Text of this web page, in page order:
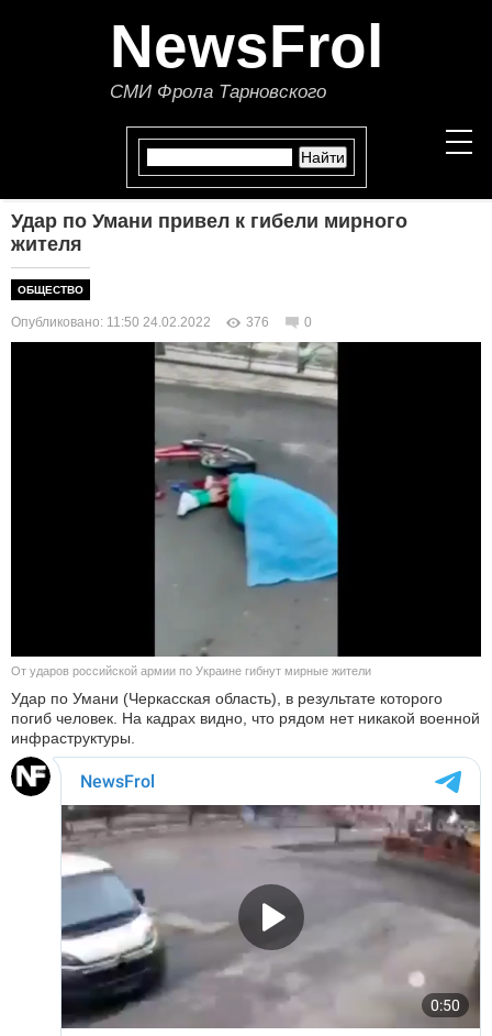
NewsFrol
СМИ Фрола Тарновского
ПОЛИТИКА
ЭКОНОМИКА
В МИРЕ
ОБЩЕСТВО
КУЛЬТУРА
НАУКА
БЛОГ
Удар по Умани привел к гибели мирного
жителя
ОБЩЕСТВО
Опубликовано: 11:50 24.02.2022 376 0
От ударов российской армии по Украине гибнут мирные жители
Удар по Умани (Черкасская область), в результате которого
погиб человек. На кадрах видно, что рядом нет никакой военной
инфраструктуры.